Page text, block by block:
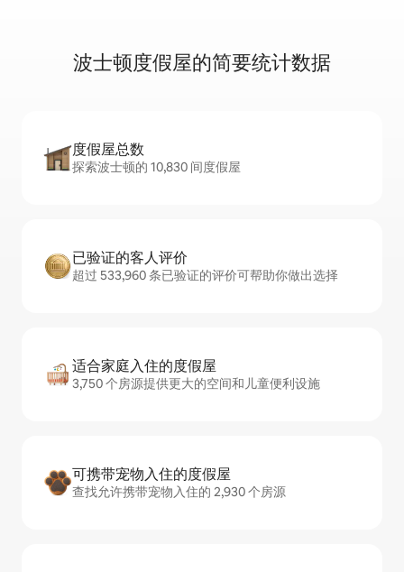
波士顿度假屋的简要统计数据
度假屋总数
探索波士顿的 10,830 间度假屋
已验证的客人评价
超过 533,960 条已验证的评价可帮助你做出选择
适合家庭入住的度假屋
3,750 个房源提供更大的空间和儿童便利设施
可携带宠物入住的度假屋
查找允许携带宠物入住的 2,930 个房源